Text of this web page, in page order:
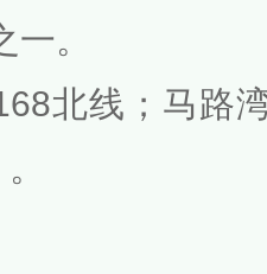
。
北线；马路